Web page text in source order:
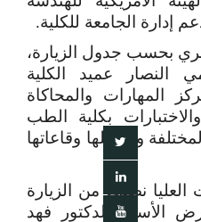
إدارة الجامعة للكلية.
بحسب جدول الزيارة،
النصار عميد الكلية
المهارات والمحاكاة
بكلية الطب
ومعاملها وقاعاتها
العليا نصيب من الزيارة
الأستاذ الدكتور فهد